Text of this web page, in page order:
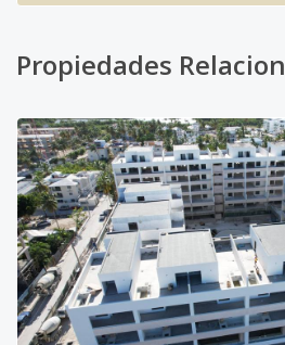
Propiedades